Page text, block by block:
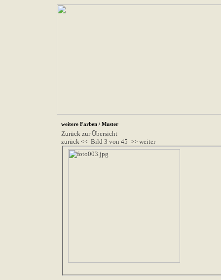
weitere Farben / Muster
Zurück zur Übersicht
zurück << Bild 3 von 45 >> weiter